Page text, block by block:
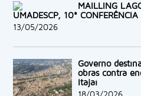
MAILLING
UMADESCP, 10ª
13/05/2026
Governo
obras contra
Itajaí